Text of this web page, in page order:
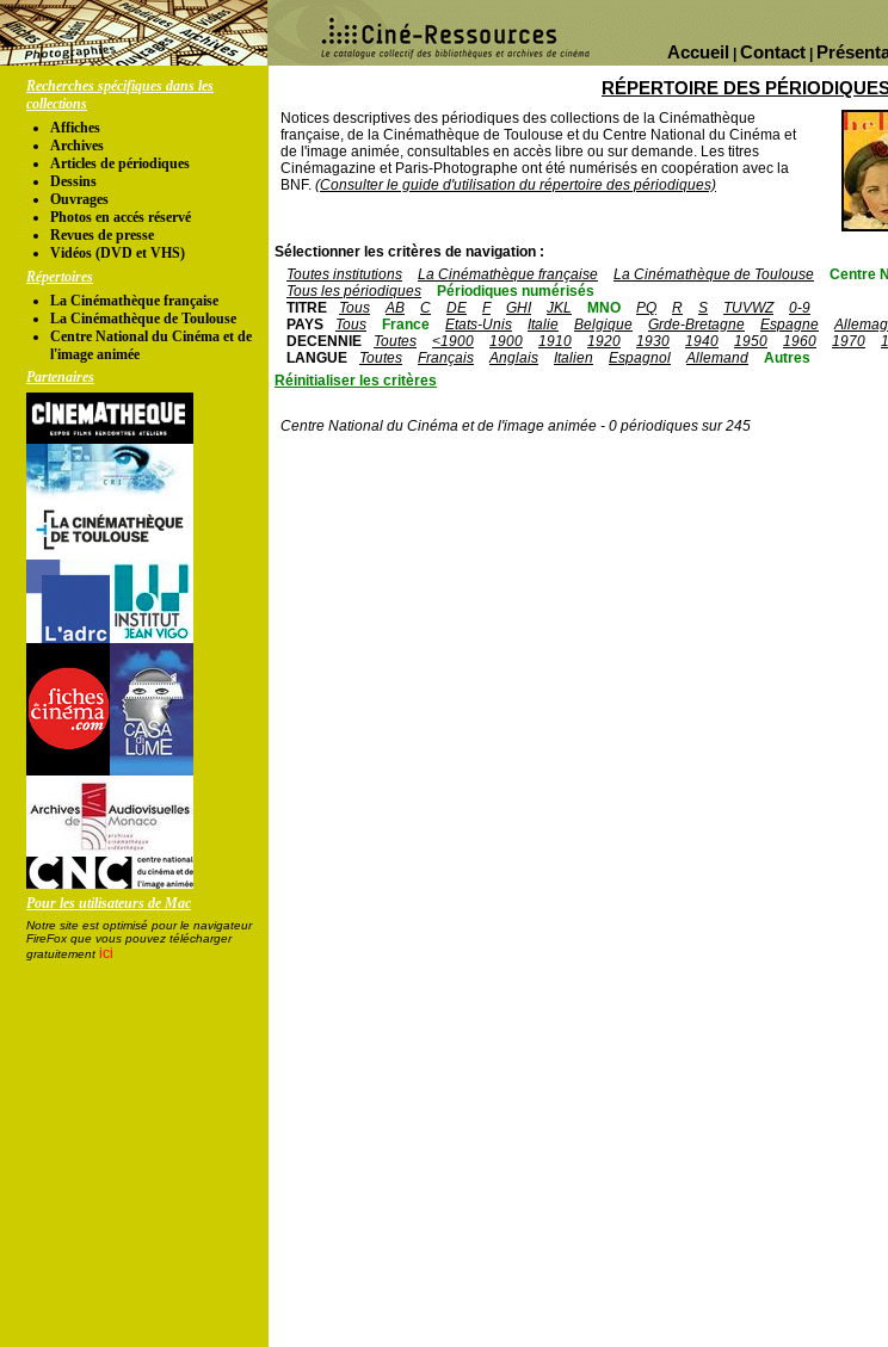
Contact
Accueil
Recherches spécifiques dans les
collections
Affiches
Archives
Articles de périodiques
Dessins
Ouvrages
Photos en accés réservé
Revues de presse
Vidéos (DVD et VHS)
Répertoires
La Cinémathèque française
La Cinémathèque de Toulouse
Centre National du Cinéma et de
l'image animée
Partenaires
Pour les utilisateurs de Mac
Notre site est optimisé pour le navigateur
FireFox que vous pouvez télécharger
gratuitement ici
RÉPERTOIRE DES
Notices descriptives des périodiques des collections de la Cinémathèque
française, de la Cinémathèque de Toulouse et du Centre National du Cinéma et
de l'image animée, consultables en accès libre ou sur demande. Les titres
Cinémagazine et Paris-Photographe ont été numérisés en coopération avec la
BNF. (Consulter le guide d'utilisation du répertoire des périodiques)
Sélectionner les critères de navigation :
Toutes institutions
La Cinémathèque française La Cinémathèque de Toulouse
Centre
Tous les périodiques
Périodiques numérisés
TITRE
Tous AB C DE F GHI JKL MNO PQ R S TUVWZ
0-9
PAYS
Tous France Etats-Unis Italie Belgique Grde-Bretagne Espagne
DECENNIE
Toutes <1900 1900 1910 1920 1930 1940 1950 1960 1970
LANGUE
Toutes Français Anglais Italien Espagnol Allemand
Autres
Réinitialiser les critères
Centre National du Cinéma et de l'image animée - 0 périodiques sur 245